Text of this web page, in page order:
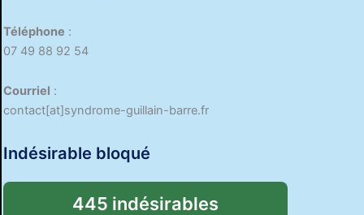
Téléphone :
07 49 88 92 54
Courriel :
contact[at]syndrome-guillain-barre.fr
Indésirable bloqué
445 indésirables